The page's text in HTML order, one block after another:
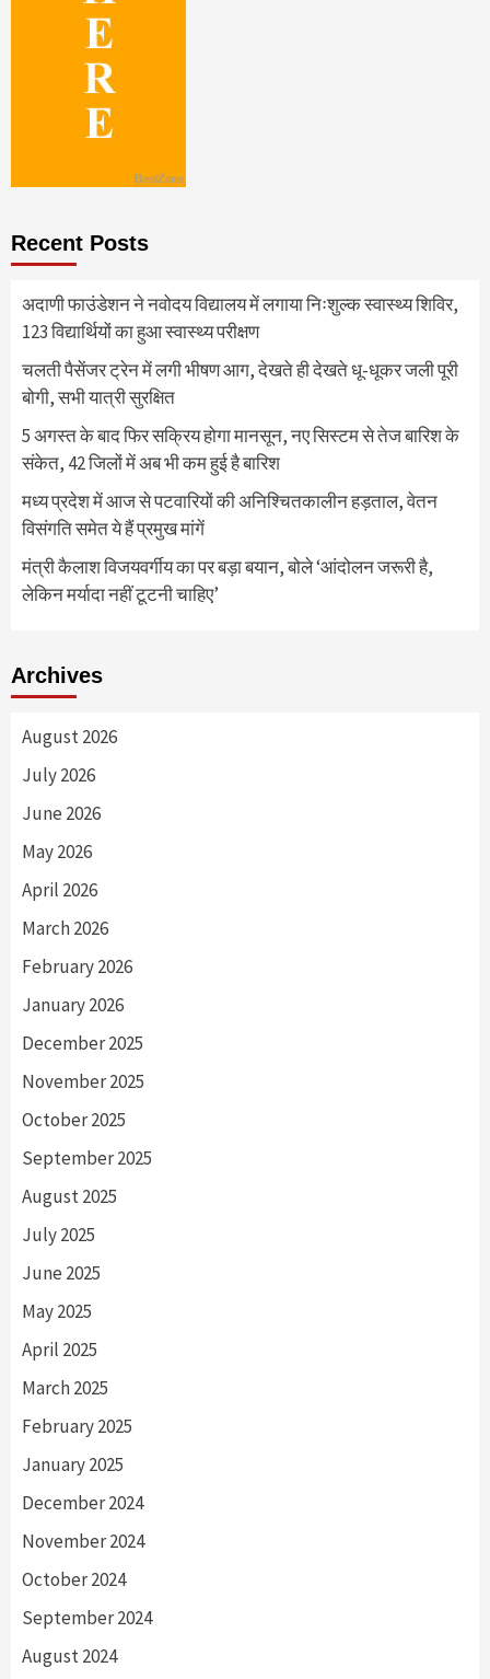
Recent Posts
अदाणी फाउंडेशन ने नवोदय विद्यालय में लगाया निःशुल्क स्वास्थ्य शिविर,
123 विद्यार्थियों का हुआ स्वास्थ्य परीक्षण
चलती पैसेंजर ट्रेन में लगी भीषण आग, देखते ही देखते धू-धूकर जली पूरी
बोगी, सभी यात्री सुरक्षित
5 अगस्त के बाद फिर सक्रिय होगा मानसून, नए सिस्टम से तेज बारिश के
संकेत, 42 जिलों में अब भी कम हुई है बारिश
मध्य प्रदेश में आज से पटवारियों की अनिश्चितकालीन हड़ताल, वेतन
विसंगति समेत ये हैं प्रमुख मांगें
मंत्री कैलाश विजयवर्गीय का पर बड़ा बयान, बोले ‘आंदोलन जरूरी है,
लेकिन मर्यादा नहीं टूटनी चाहिए’
Archives
August 2026
July 2026
June 2026
May 2026
April 2026
March 2026
February 2026
January 2026
December 2025
November 2025
October 2025
September 2025
August 2025
July 2025
June 2025
May 2025
April 2025
March 2025
February 2025
January 2025
December 2024
November 2024
October 2024
September 2024
August 2024